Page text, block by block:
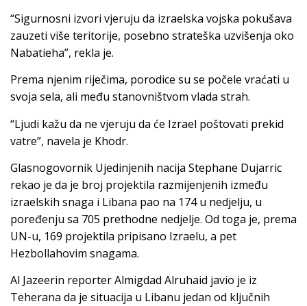
“Sigurnosni izvori vjeruju da izraelska vojska pokušava
zauzeti više teritorije, posebno strateška uzvišenja oko
Nabatieha”, rekla je.
Prema njenim riječima, porodice su se počele vraćati u
svoja sela, ali među stanovništvom vlada strah.
“Ljudi kažu da ne vjeruju da će Izrael poštovati prekid
vatre”, navela je Khodr.
Glasnogovornik Ujedinjenih nacija Stephane Dujarric
rekao je da je broj projektila razmijenjenih između
izraelskih snaga i Libana pao na 174 u nedjelju, u
poređenju sa 705 prethodne nedjelje. Od toga je, prema
UN-u, 169 projektila pripisano Izraelu, a pet
Hezbollahovim snagama.
Al Jazeerin reporter Almigdad Alruhaid javio je iz
Teherana da je situacija u Libanu jedan od ključnih